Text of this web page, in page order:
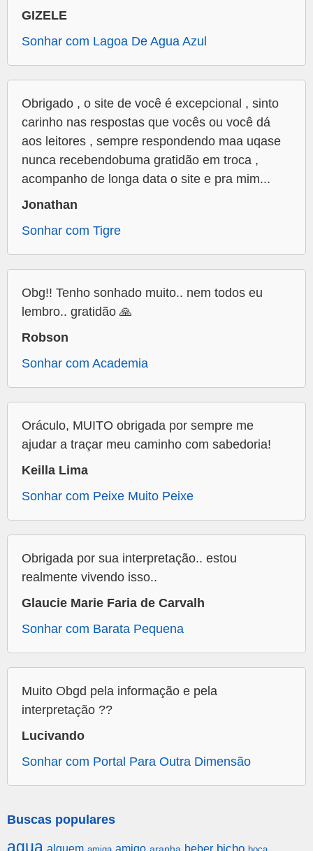
GIZELE
Sonhar com Lagoa De Agua Azul
Obrigado , o site de você é excepcional , sinto
carinho nas respostas que vocês ou você dá
aos leitores , sempre respondendo maa uqase
nunca recebendobuma gratidão em troca ,
acompanho de longa data o site e pra mim...
Jonathan
Sonhar com Tigre
Obg!! Tenho sonhado muito.. nem todos eu
lembro.. gratidão 🙏
Robson
Sonhar com Academia
Oráculo, MUITO obrigada por sempre me
ajudar a traçar meu caminho com sabedoria!
Keilla Lima
Sonhar com Peixe Muito Peixe
Obrigada por sua interpretação.. estou
realmente vivendo isso..
Glaucie Marie Faria de Carvalh
Sonhar com Barata Pequena
Muito Obgd pela informação e pela
interpretação ??
Lucivando
Sonhar com Portal Para Outra Dimensão
Buscas populares
agua alguem amigo beber